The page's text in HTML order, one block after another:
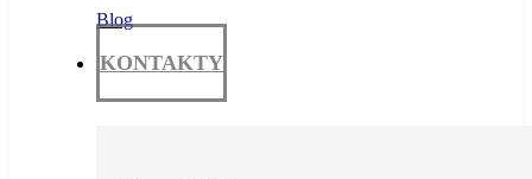
Blog
KONTAKTY